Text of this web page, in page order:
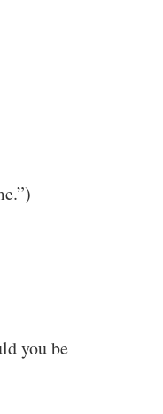
you be